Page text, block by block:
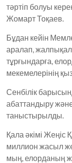
тәртіп болуы
Жомарт Тоқаев.
Бұдан кейін
аралап,
тұрғындарға,
мекемелерінің
Сенбілік
абаттандыру
таныстырылды.
Қала әкімі Жеңіс
миллион жасыл
мың, елорданың